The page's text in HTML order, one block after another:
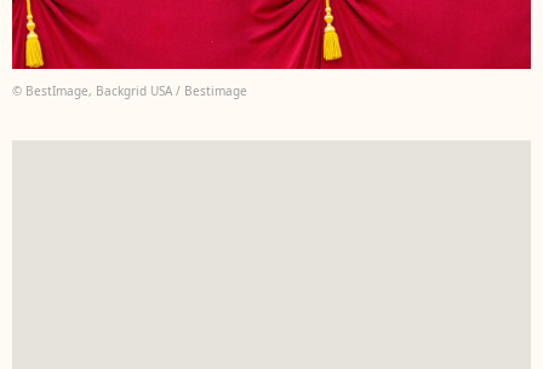
© BestImage, Backgrid USA / Bestimage